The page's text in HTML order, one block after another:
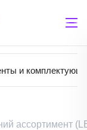
и
ассортимент